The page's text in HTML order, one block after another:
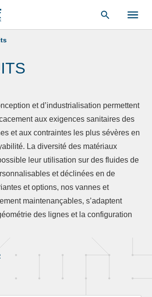
de documents
et d’industrialisation permettent
aux exigences sanitaires des
et aux contraintes les plus sévères en
La diversité des matériaux
leur utilisation sur des fluides de
et déclinées en de
et options, nos vannes et
maintenançables, s’adaptent
des lignes et la configuration